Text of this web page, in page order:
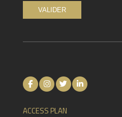
ACCESS PLAN